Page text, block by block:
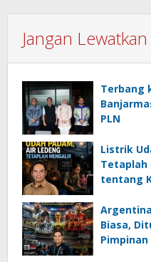
Jangan Lewatkan
Terbang
PLN
Listrik
Tetaplah
tentang
Ancaman
Rifai, SH
Biasa,